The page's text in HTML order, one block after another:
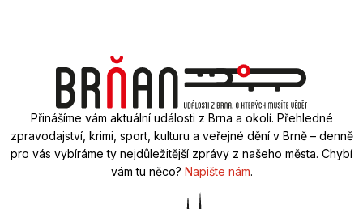
Přinášíme vám aktuální události z Brna a okolí. Přehledné
zpravodajství, krimi, sport, kulturu a veřejné dění v Brně – denně
pro vás vybíráme ty nejdůležitější zprávy z našeho města. Chybí
vám tu něco? Napište nám.